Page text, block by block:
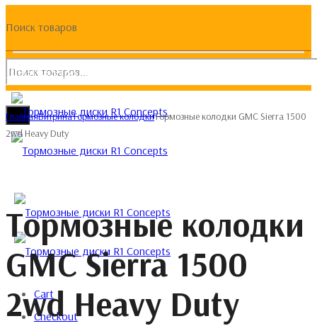
Поиск товаров
(093) 133 133 4
Cart
Checkout
ГлавнаяВитринаТормозные колодкиТормозные колодки GMC Sierra 1500
2wd Heavy Duty
Тормозные колодки
GMC Sierra 1500
2wd Heavy Duty